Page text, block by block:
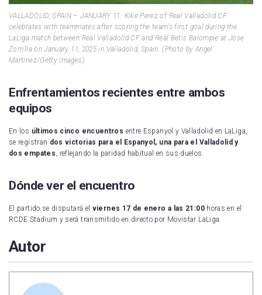
VALLADOLID, SPAIN – JANUARY 11: Kike Perez of Real Valladolid CF
celebrates with teammates after scoring the team’s first goal during the
LaLiga match between Real Valladolid CF and Real Betis Balompie at Jose
Zorrilla on January 11, 2025 in Valladolid, Spain. (Photo by Angel
Martinez/Getty Images)
Enfrentamientos recientes entre ambos
equipos
En los últimos cinco encuentros entre Espanyol y Valladolid en LaLiga,
se registran dos victorias para el Espanyol, una para el Valladolid y
dos empates, reflejando la paridad habitual en sus duelos.
Dónde ver el encuentro
El partido se disputará el viernes 17 de enero a las 21:00horas en el
RCDE Stadium y será transmitido en directo por Movistar LaLiga.
Autor